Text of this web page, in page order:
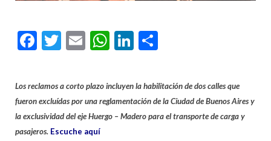
Facebook
Twitter
EmailWhatsApp
LinkedIn
Los reclamos a corto plazo incluyen la habilitación de dos calles que
fueron excluídas por una reglamentación de la Ciudad de Buenos Aires y
la exclusividad del eje Huergo – Madero para el transporte de carga y
pasajeros. Escuche aquí